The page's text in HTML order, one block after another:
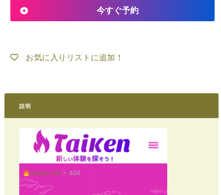
今すぐ予約
お気に入りリストに追加！
説明